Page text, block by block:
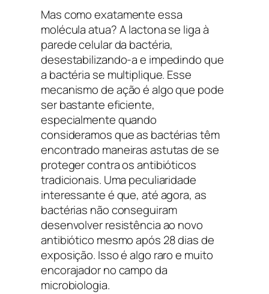
Mas como exatamente essa
molécula atua? A lactona se liga à
parede celular da bactéria,
desestabilizando-a e impedindo que
a bactéria se multiplique. Esse
mecanismo de ação é algo que pode
ser bastante eficiente,
especialmente quando
consideramos que as bactérias têm
encontrado maneiras astutas de se
proteger contra os antibióticos
tradicionais. Uma peculiaridade
interessante é que, até agora, as
bactérias não conseguiram
desenvolver resistência ao novo
antibiótico mesmo após 28 dias de
exposição. Isso é algo raro e muito
encorajador no campo da
microbiologia.